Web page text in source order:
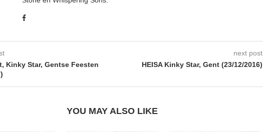
Kinky Star, Gentse Feesten
next post
HEISA Kinky Star, Gent (23/12/2016)
YOU MAY ALSO LIKE